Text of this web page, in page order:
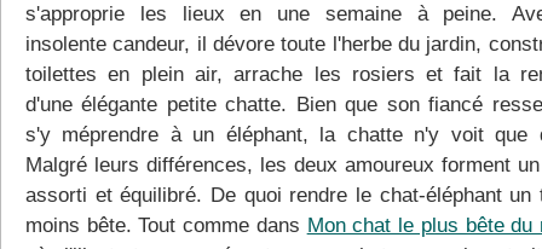
s'approprie les lieux en une semaine à peine.
insolente candeur, il dévore toute l'herbe du jardin,
toilettes en plein air, arrache les rosiers et fait la
d'une élégante petite chatte. Bien que son fiancé
s'y méprendre à un éléphant, la chatte n'y voit que
Malgré leurs différences, les deux amoureux forment
assorti et équilibré. De quoi rendre le chat-éléphant un
moins bête. Tout comme dans Mon chat le plus bête du